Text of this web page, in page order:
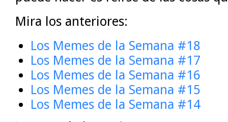
Mira los anteriores:
Los Memes de la Semana #18
Los Memes de la Semana #17
Los Memes de la Semana #16
Los Memes de la Semana #15
Los Memes de la Semana #14